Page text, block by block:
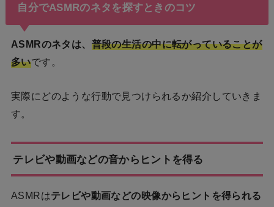
自分でASMRのネタを探すときのコツ
ASMRのネタは、 普段の生活の中に転がっていることが
多いです。
実際にどのような行動で見つけられるか紹介していきま
す。
テレビや動画などの音からヒントを得る
ASMRはテレビや動画などの映像からヒントを得られる